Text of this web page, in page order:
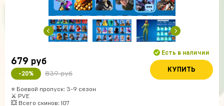
679 руб
-20% 839 руб
Есть в наличии
КУПИТЬ
⭐️ Боевой пропуск: 3-9 сезон
⚔️ PVE
💥 Всего скинов: 107